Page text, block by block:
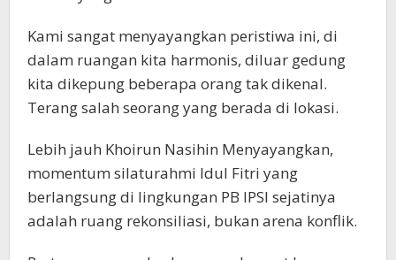
Kami sangat menyayangkan peristiwa ini, di
dalam ruangan kita harmonis, diluar gedung
kita dikepung beberapa orang tak dikenal.
Terang salah seorang yang berada di lokasi.
Lebih jauh Khoirun Nasihin Menyayangkan,
momentum silaturahmi Idul Fitri yang
berlangsung di lingkungan PB IPSI sejatinya
adalah ruang rekonsiliasi, bukan arena konflik.